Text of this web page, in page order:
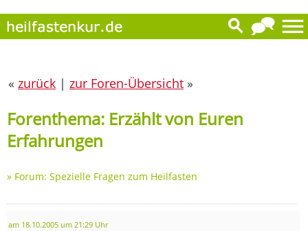
« zurück | zur Foren-Übersicht »
Forenthema: Erzählt von Euren
Erfahrungen
» Forum: Spezielle Fragen zum Heilfasten
am 18.10.2005 um 21:29 Uhr